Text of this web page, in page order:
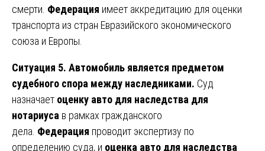
смерти. Федерация имеет аккредитацию для оценки
транспорта из стран Евразийского экономического
союза и Европы.
Ситуация 5. Автомобиль является предметом
судебного спора между наследниками. Суд
назначает оценку авто для наследства для
нотариуса в рамках гражданского
дела. Федерация проводит экспертизу по
определению суда, и оценка авто для наследства